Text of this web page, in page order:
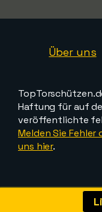
Über uns
Haftung für auf
veröffentlichte
Melden Sie
uns hier.